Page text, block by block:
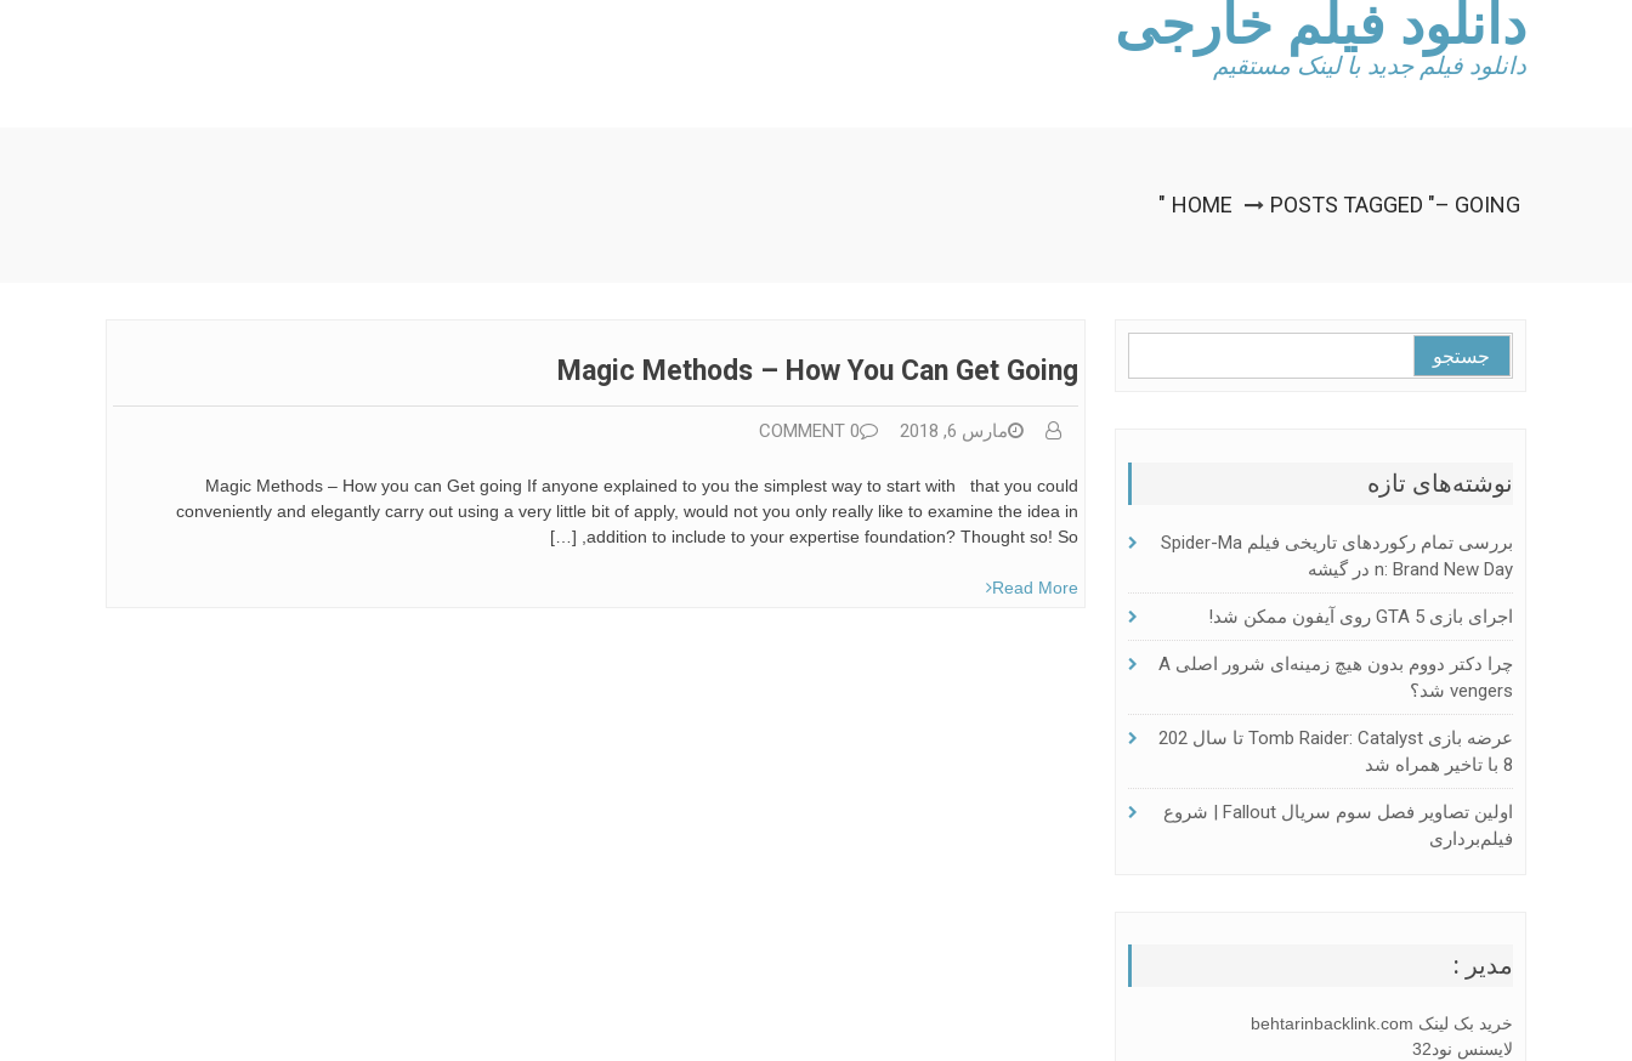
دانلود فیلم خارجی
دانلود فیلم جدید با لینک مستقیم
HOME POSTS TAGGED "– GOING"
Magic Methods – How You Can Get Going
مارس 6, 2018 0 COMMENT
Magic Methods – How you can Get going If anyone explained to you the simplest way to start with that you could
conveniently and elegantly carry out using a very little bit of apply, would not you only really like to examine the idea in
addition to include to your expertise foundation? Thought so! So, […]
Read More
برای:
نوشته‌های تازه
بررسی تمام رکوردهای تاریخی فیلم Spider-Ma
N: Brand New Day در گیشه
اجرای بازی GTA 5 روی آیفون ممکن شد!
چرا دکتر دووم بدون هیچ زمینه‌ای شرور اصلی A
Vengers شد؟
عرضه بازی Tomb Raider: Catalyst تا سال 202
8 با تاخیر همراه شد
اولین تصاویر فصل سوم سریال Fallout | شروع
فیلم‌برداری
مدیر :
خرید بک لینک behtarinbacklink.com
لایسنس نود32